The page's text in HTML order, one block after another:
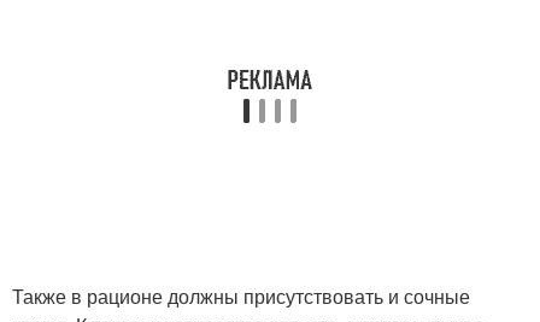
Также в рационе должны присутствовать и сочные